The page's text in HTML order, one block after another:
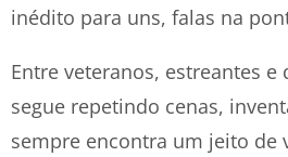
inédito para uns, falas na
Entre veteranos, estreantes
segue repetindo cenas,
sempre encontra um jeito de